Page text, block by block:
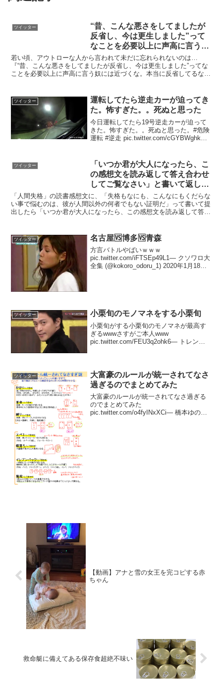
ツイッター
“昔、こんな悪さをしてましたが
反省し、今は更生しました”って
なことを必要以上に声高に言う奴
には近づくな
若い頃、アウトローな人から言われて未だに忘れられないのは…
『“昔、こんな悪さをしてましたが反省し、今は更生しました”ってな
ことを必要以上に声高に言う奴には近づくな。本当に反省してるな
ツイッター
運転してたら逆走カーが迫ってき
た。怖すぎた。。死ぬと思った
今日運転してたら19号逆走カーが迫って
きた。怖すぎた。。死ぬと思った。#危険
運転 #逆走 pic.twitter.com/cGYBWghkMo
転か...
ツイッター
「いつか君が大人になったら、こ
の感想文を読み返して答え合わせ
してご覧なさい」と書いて返して
くれた中学の国語の先生、お元気
でいらっしゃいますか
「人間失格」の読書感想文に、「失格もなにも、こんなにもくだらな
い事で悩むのは、彼が人間以外の何者でもない証明だ」って書いて提
出したら「いつか君が大人になったら、この感想文を読み返して答え
ツイッター 名古屋🆚博多🆚青森
方言バトルやばいｗｗｗ
pic.twitter.com/iFTSEp49L1— クソワロ大
全集 (@kokoro_odoru_1) 2020年1月18日
ツイッター 小栗旬のモノマネをする小栗旬
小栗旬がする小栗旬のモノマネが最高す
ぎるwwwさすがご本人www
pic.twitter.com/FEU3q2ohk6— トレンド
ツイッター
大富豪のルールが統一されてなさ
過ぎるのでまとめてみた
大富豪のルールが統一されてなさ過ぎる
のでまとめてみた
pic.twitter.com/o4fyINxXCi— 橋本ゆの
【動画】アナと雪の女王を完コピする赤
ちゃん
救命艇に備えてある保存食超絶不味い